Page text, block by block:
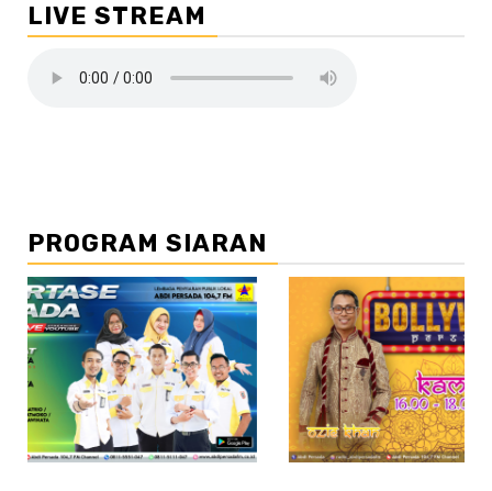
LIVE STREAM
PROGRAM SIARAN
//2